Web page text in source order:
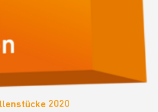
2020